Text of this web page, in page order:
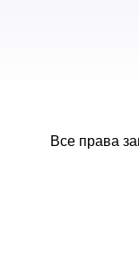
Все права